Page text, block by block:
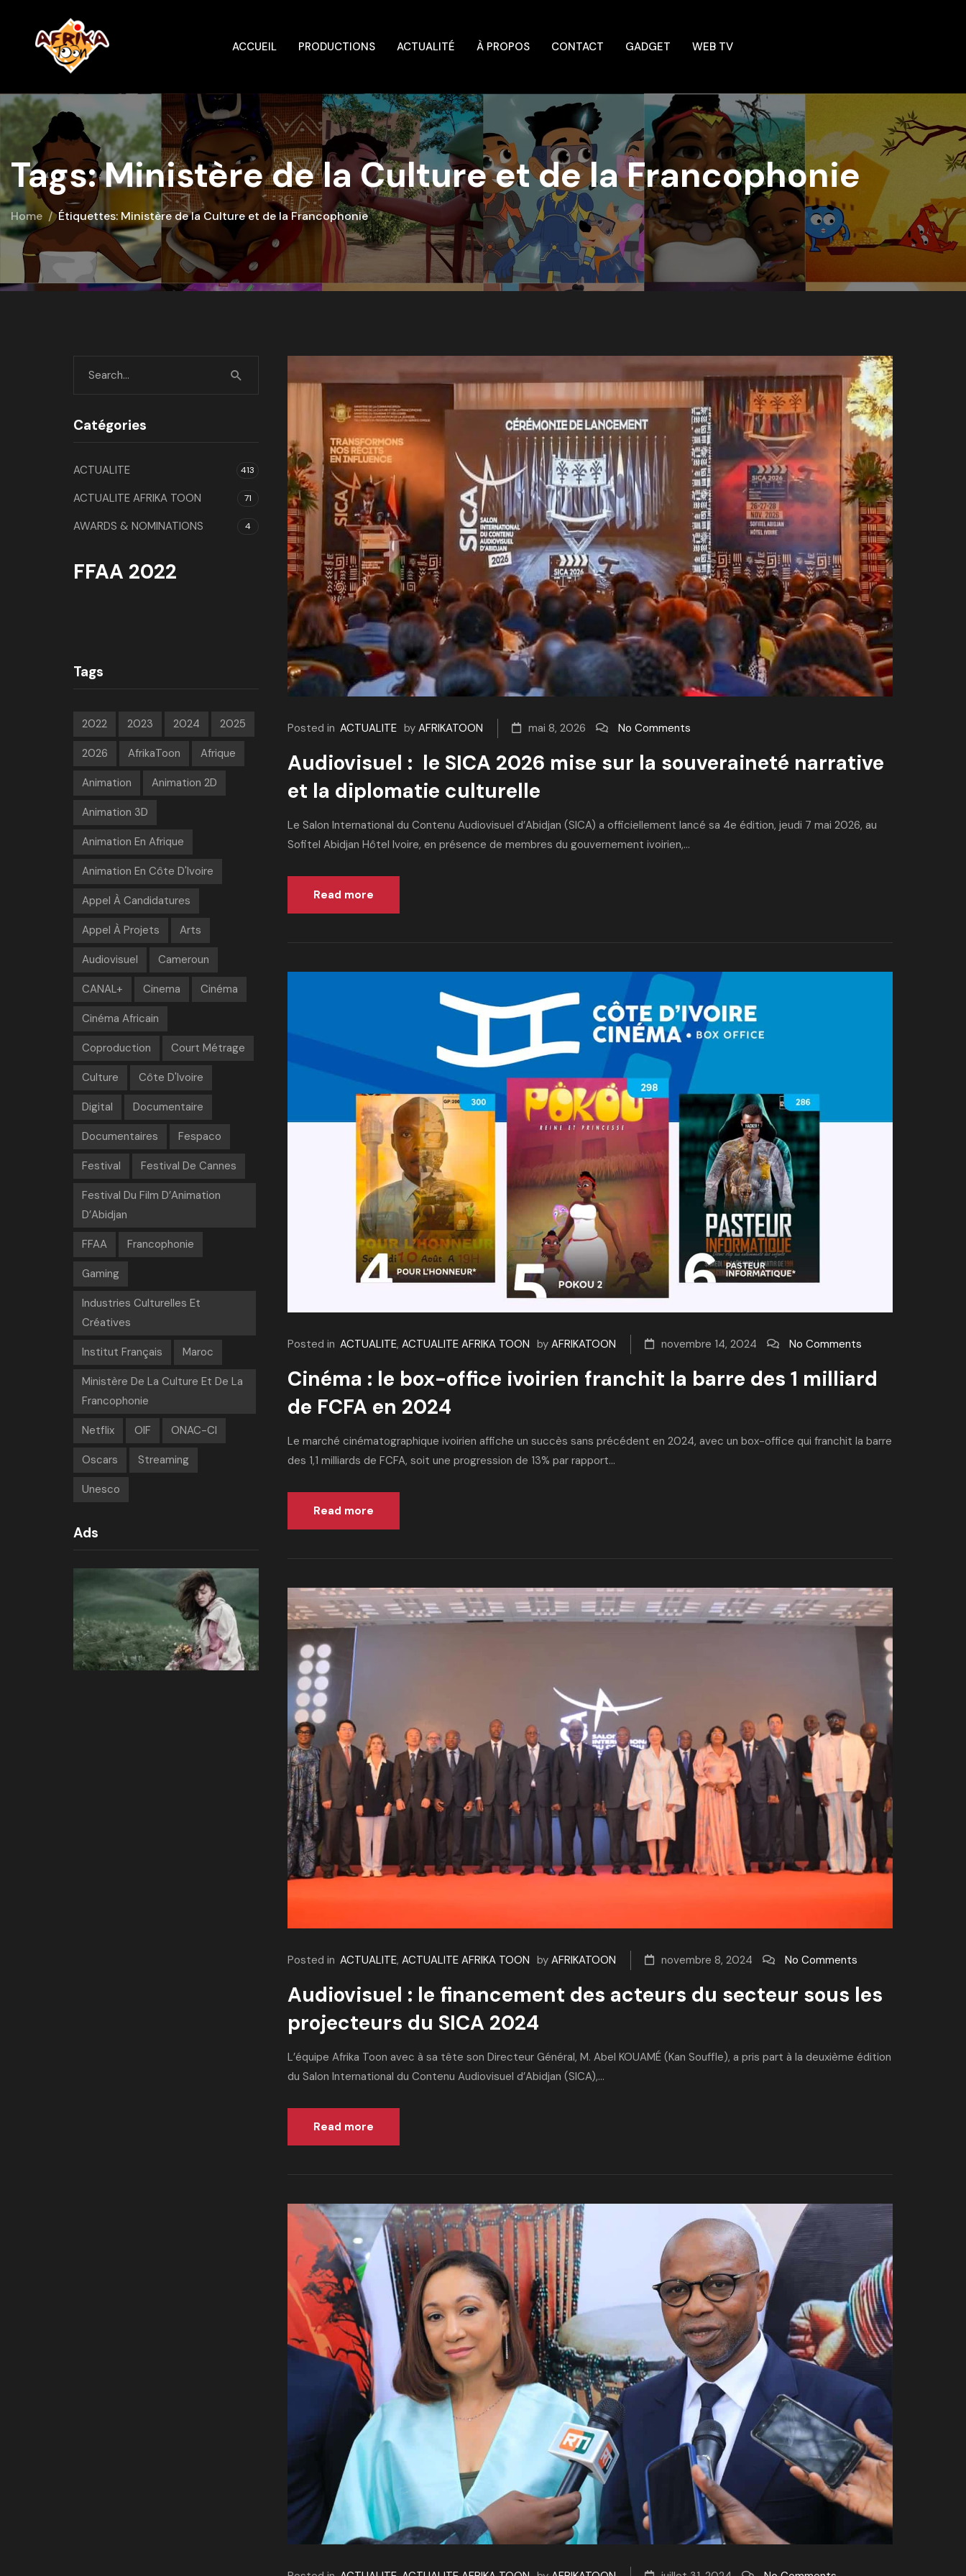
ACCUEIL PRODUCTIONS ACTUALITÉ À PROPOS CONTACT GADGET WEB TV
Tags: Ministère de la Culture et de la Francophonie
Home Étiquettes: Ministère de la Culture et de la Francophonie
Posted in ACTUALITE by AFRIKATOON mai 8, 2026 No Comments
Audiovisuel : le SICA 2026 mise sur la souveraineté narrative
et la diplomatie culturelle
Le Salon International du Contenu Audiovisuel d’Abidjan (SICA) a officiellement lancé sa 4e édition, jeudi 7 mai 2026, au
Sofitel Abidjan Hôtel Ivoire, en présence de membres du gouvernement ivoirien,...
Read more
Posted in ACTUALITE, ACTUALITE AFRIKA TOON by AFRIKATOON novembre 14, 2024 No Comments
Cinéma : le box-office ivoirien franchit la barre des 1 milliard
de FCFA en 2024
Le marché cinématographique ivoirien affiche un succès sans précédent en 2024, avec un box-office qui franchit la barre
des 1,1 milliards de FCFA, soit une progression de 13% par rapport...
Read more
Posted in ACTUALITE, ACTUALITE AFRIKA TOON by AFRIKATOON novembre 8, 2024 No Comments
Audiovisuel : le financement des acteurs du secteur sous les
projecteurs du SICA 2024
L’équipe Afrika Toon avec à sa tête son Directeur Général, M. Abel KOUAMÉ (Kan Souffle), a pris part à la deuxième édition
du Salon International du Contenu Audiovisuel d’Abidjan (SICA),...
Read more
Catégories
ACTUALITE 413
ACTUALITE AFRIKA TOON 71
AWARDS & NOMINATIONS 4
FFAA 2022
Tags
2022 2023 2024 2025
2026 AfrikaToon Afrique
Animation Animation 2D
Animation 3D
Animation En Afrique
Animation En Côte D'Ivoire
Appel À Candidatures
Appel À Projets Arts
Audiovisuel Cameroun
CANAL+ Cinema Cinéma
Cinéma Africain
Coproduction Court Métrage
Culture Côte D'Ivoire
Digital Documentaire
Documentaires Fespaco
Festival Festival De Cannes
Festival Du Film D’Animation
D’Abidjan
FFAA Francophonie
Gaming
Industries Culturelles Et
Créatives
Institut Français Maroc
Ministère De La Culture Et De La
Francophonie
Netflix OIF ONAC-CI
Oscars Streaming
Unesco
Ads